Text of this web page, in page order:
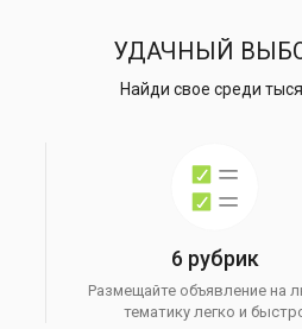
УДАЧНЫЙ
Найди свое среди
6 рубрик
Размещайте объявление на
тематику легко и